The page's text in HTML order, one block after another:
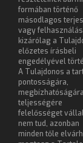
formában történő
másodlagos
vagy
kizárólag a
előzetes írásbeli
engedélyével
A Tulajdonos a
pontosságára,
teljességére
felelősséget
nem tud, azonban
minden tőle